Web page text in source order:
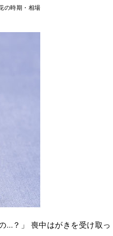
の時期・相場
…？」 喪中はがきを受け取っ